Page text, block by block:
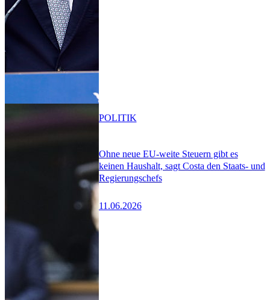
Ohne neue EU-weite Steuern gibt es
keinen Haushalt, sagt Costa den Staats- und
Regierungschefs
11.06.2026
POLITIK